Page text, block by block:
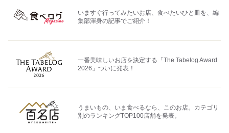
いますぐ行ってみたいお店、食べたいひと皿を、編
集部渾身の記事でご紹介！
一番美味しいお店を決定する「The Tabelog Award
2026」ついに発表！
うまいもの、いま食べるなら、このお店。カテゴリ
別のランキングTOP100店舗を発表。